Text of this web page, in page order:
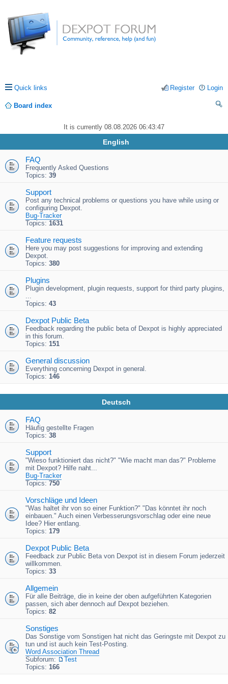
Quick links Login
Register
Board index
rc
h
It is currently 08.08.2026 06:43:47
English
FAQ
Frequently Asked Questions
Topics: 39
Support
Post any technical problems or questions you have while using or
configuring Dexpot.
Bug-Tracker
Topics: 1631
Feature requests
Here you may post suggestions for improving and extending
Dexpot.
Topics: 380
Plugins
Plugin development, plugin requests, support for third party plugins,
...
Topics: 43
Dexpot Public Beta
Feedback regarding the public beta of Dexpot is highly appreciated
in this forum.
Topics: 151
General discussion
Everything concerning Dexpot in general.
Topics: 146
Deutsch
FAQ
Häufig gestellte Fragen
Topics: 38
Support
"Wieso funktioniert das nicht?" "Wie macht man das?" Probleme
mit Dexpot? Hilfe naht...
Bug-Tracker
Topics: 750
Vorschläge und Ideen
"Was haltet ihr von so einer Funktion?" "Das könntet ihr noch
einbauen." Auch einen Verbesserungsvorschlag oder eine neue
Idee? Hier entlang.
Topics: 179
Dexpot Public Beta
Feedback zur Public Beta von Dexpot ist in diesem Forum jederzeit
willkommen.
Topics: 33
Allgemein
Für alle Beiträge, die in keine der oben aufgeführten Kategorien
passen, sich aber dennoch auf Dexpot beziehen.
Topics: 82
Sonstiges
Das Sonstige vom Sonstigen hat nicht das Geringste mit Dexpot zu
tun und ist auch kein Test-Posting.
Word Association Thread
Subforum:
Test
Topics: 166